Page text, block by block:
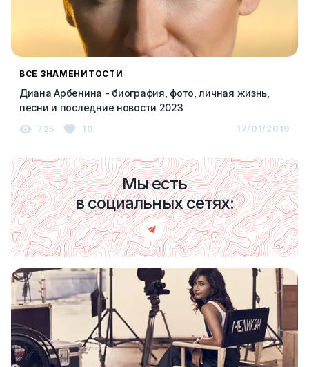
ВСЕ ЗНАМЕНИТОСТИ
Диана Арбенина - биография, фото, личная жизнь,
песни и последние новости 2023
725 10 17/01/2019
Мы есть
в социальных сетях: